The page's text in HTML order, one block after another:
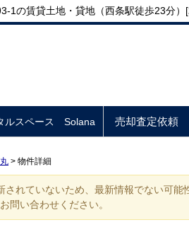
1の賃貸土地・貸地（西条駅徒歩23分）
ルスペース Solana 売却査定依頼
> 物件詳細
されていないため、最新情報でない可能
問い合わせください。